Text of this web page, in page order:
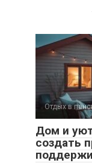
Отдых в
Дом и
создать